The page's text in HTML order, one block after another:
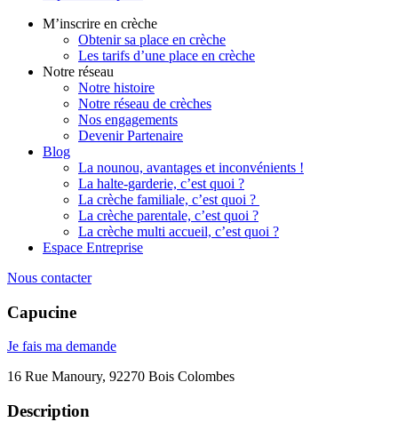
M’inscrire en crèche
Obtenir sa place en crèche
Les tarifs d’une place en crèche
Notre réseau
Notre histoire
Notre réseau de crèches
Nos engagements
Devenir Partenaire
Blog
La nounou, avantages et inconvénients !
La halte-garderie, c’est quoi ?
La crèche familiale, c’est quoi ?
La crèche parentale, c’est quoi ?
La crèche multi accueil, c’est quoi ?
Espace Entreprise
Nous contacter
Capucine
Je fais ma demande
16 Rue Manoury, 92270 Bois Colombes
Description